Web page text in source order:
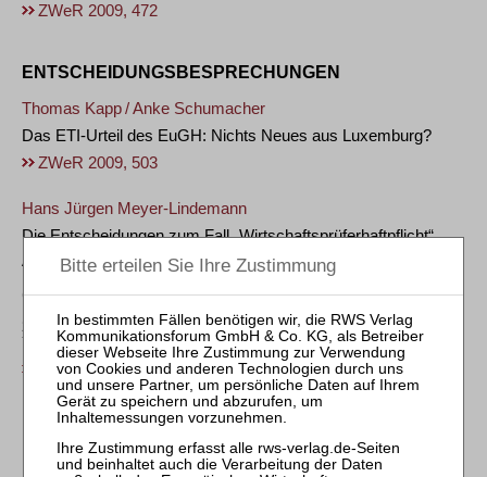
ZWeR 2009, 472
ENTSCHEIDUNGSBESPRECHUNGEN
Thomas Kapp/Anke Schumacher
Das ETI-Urteil des EuGH: Nichts Neues aus Luxemburg?
ZWeR 2009, 503
Hans Jürgen Meyer-Lindemann
Die Entscheidungen zum Fall „Wirtschaftsprüferhaftpflicht“
Anmerkung zu BKartA, Beschl. v. 10. 8. 2007 – B4-31/05, WuW/E
DE-V 1459; OLG Düsseldorf, Beschl. v. 27. 9. 2007 – VI-Kart 11/07
(V), WuW/E DE-R 2171; OLG Düsseldorf, Beschl. v. 17. 9. 2008 – VI-
Kart 11/07 (V), WuW/E DE-R 2540; OLG Düsseldorf, Beschl. v.
25. 3. 2008 – VI-Kart 16/07 (V), WuW/E DE-R 2283; BGH, Beschl. v.
7. 4. 2009 – KVR 34/08; BGH, Beschl. v. 23. 6. 2009 – KVR 57/08
ZWeR 2009, 522
BUCHREZENSION
Ulrich Immenga